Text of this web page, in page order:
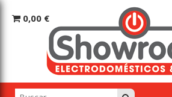
0,00 €